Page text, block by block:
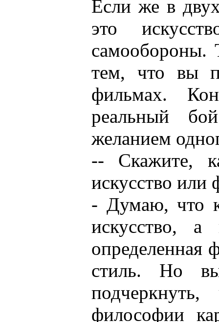
Если же в
это
самообороны.
тем, что вы
фильмах.
реальный
желанием
-- Скажите,
искусство или
- Думаю, что
искусство, а
определенная
стиль. Но
философии